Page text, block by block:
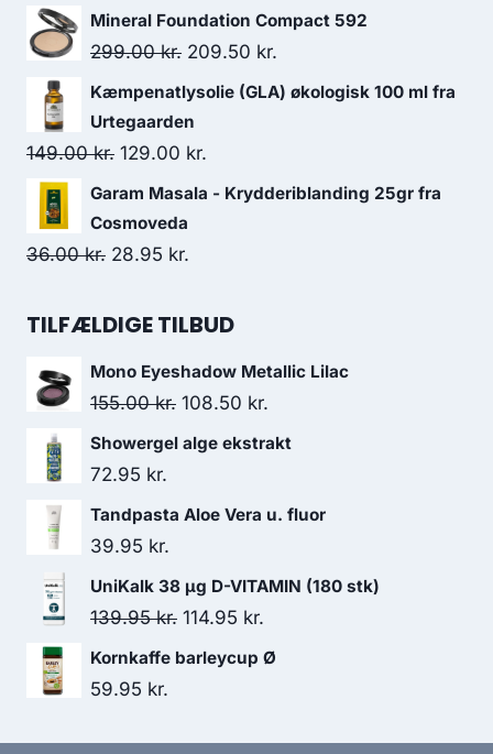
79.00 kr..53.00 kr..
oprindelige
pris
aktuelle
pris
Mineral Foundation Compact 592
299.00kr. Den
oprindelige
pris
var:
299.00 kr..
209.50 kr.
aktuelle
209.50 kr..
Kæmpenatlysolie (GLA) økologisk 100 ml fra
Urtegaarden
149.00kr. Den
oprindelige
pris
var:
129.00 kr.
aktuelle
Garam Masala - Krydderiblanding 25gr fra
Cosmoveda
36.00kr. Den
pris
36.00 kr..
28.95 kr.
pris
28.95 kr..
TILFÆLDIGE TILBUD
Mono Eyeshadow Metallic Lilac
155.00kr. Den
oprindelige
108.50 kr.
aktuelle
Showergel alge ekstrakt
72.95 kr.
Tandpasta Aloe Vera u. fluor
39.95 kr.
UniKalk 38 µg D-VITAMIN (180 stk)
139.95kr. Den
oprindelige
139.95 kr..
114.95 kr.
aktuelle
114.95 kr..
Kornkaffe barleycup Ø
59.95 kr.